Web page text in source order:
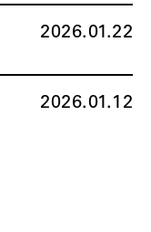
2026.01.22
2026.01.12